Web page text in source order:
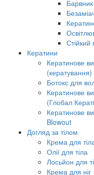
Барвник
Кератини
Кератинове
(кератування)
Ботокс для
Кератинове
(Глобал
Кератинове
Blowout
Догляд за тілом
Крема для
Олії для тіла
Лосьйон для
Крема для ніг